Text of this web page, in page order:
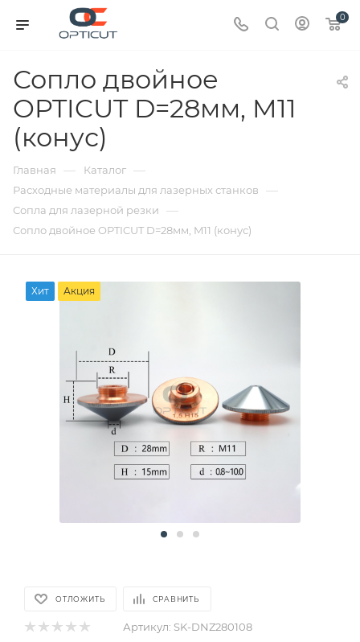
0
Сопло двойное
OPTICUT D=28мм, M11
(конус)
Главная — Каталог —
Расходные материалы для лазерных станков —
Сопла для лазерной резки —
Сопло двойное OPTICUT D=28мм, M11 (конус)
Хит Акция
ОТЛОЖИТЬ СРАВНИТЬ
Артикул: SK-DNZ280108